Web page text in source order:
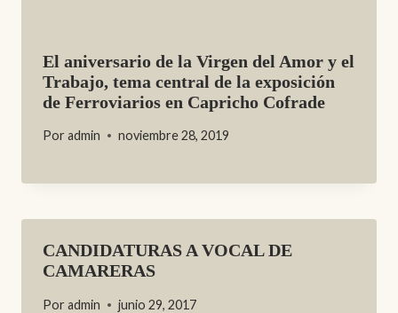
El aniversario de la Virgen del Amor y el
Trabajo, tema central de la exposición
de Ferroviarios en Capricho Cofrade
Por admin noviembre 28, 2019
CANDIDATURAS A VOCAL DE
CAMARERAS
Por admin junio 29, 2017